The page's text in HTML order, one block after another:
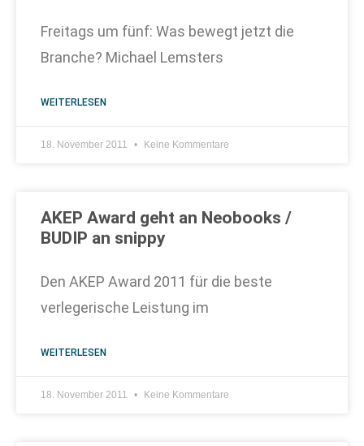
Freitags um fünf: Was bewegt jetzt die
Branche? Michael Lemsters
WEITERLESEN
18. November 2011 Keine Kommentare
AKEP Award geht an Neobooks /
BUDIP an snippy
Den AKEP Award 2011 für die beste
verlegerische Leistung im
WEITERLESEN
18. November 2011 Keine Kommentare